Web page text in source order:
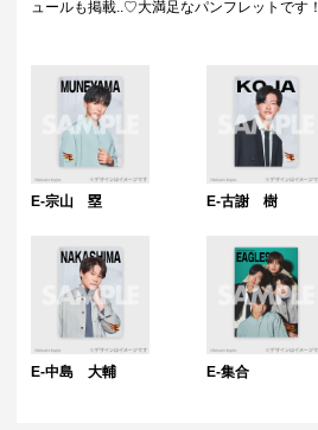
ュールも掲載..♡大満足なパンフレットです！
E-宗山 塁 E-古謝 樹
E-中島 大輔 E-集合